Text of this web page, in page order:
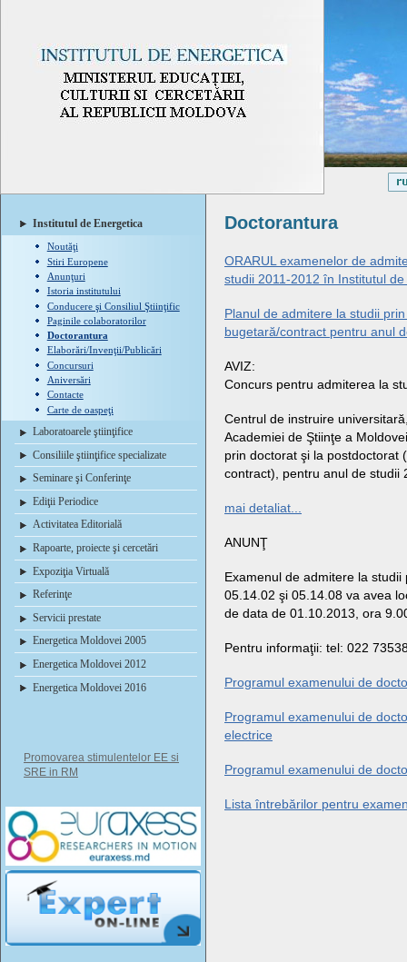
Institutul de Energetica
Noutăţi
Stiri Europene
Anunţuri
Istoria institutului
Conducere şi Consiliul Ştiinţific
Paginile colaboratorilor
Doctorantura
Elaborări/Invenţii/Publicări
Concursuri
Aniversări
Contacte
Carte de oaspeţi
Laboratoarele ştiinţifice
Consiliile ştiinţifice specializate
Seminare şi Conferinţe
Ediţii Periodice
Activitatea Editorială
Rapoarte, proiecte şi cercetări
Expoziţia Virtuală
Referinţe
Servicii prestate
Energetica Moldovei 2005
Energetica Moldovei 2012
Energetica Moldovei 2016
Promovarea stimulentelor EE si
SRE in RM
Doctorantura
ORARUL examenelor de
studii 2011-2012 în Institutul
Planul de admitere la studii
bugetară/contract pentru anul
AVIZ:
Concurs pentru admiterea la
Centrul de instruire
Academiei de Ştiinţe a
prin doctorat şi la postdoctorat
contract), pentru anul de studii
mai detaliat...
ANUNŢ
Examenul de admitere la
05.14.02 şi 05.14.08 va avea
de data de 01.10.2013, ora
Pentru informaţii: tel: 022
Programul examenului de
Programul examenului de
electrice
Programul examenului de
Lista întrebărilor pentru